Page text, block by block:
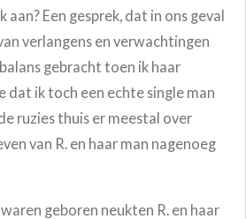
aan? Een gesprek, dat in ons geval
verlangens en verwachtingen
gebracht toen ik haar
dat ik toch een echte single man
ruzies thuis er meestal over
van R. en haar man nagenoeg
geboren neukten R. en haar